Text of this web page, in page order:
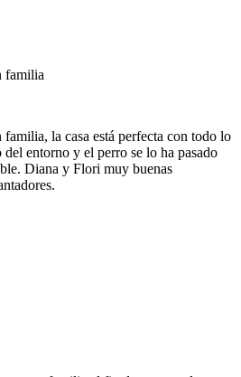
familia
familia, la casa está perfecta con todo lo
entorno y el perro se lo ha pasado
Diana y Flori muy buenas